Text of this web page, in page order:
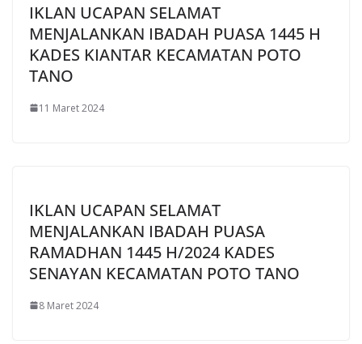
IKLAN UCAPAN SELAMAT
MENJALANKAN IBADAH PUASA 1445 H
KADES KIANTAR KECAMATAN POTO
TANO
11 Maret 2024
IKLAN UCAPAN SELAMAT
MENJALANKAN IBADAH PUASA
RAMADHAN 1445 H/2024 KADES
SENAYAN KECAMATAN POTO TANO
8 Maret 2024